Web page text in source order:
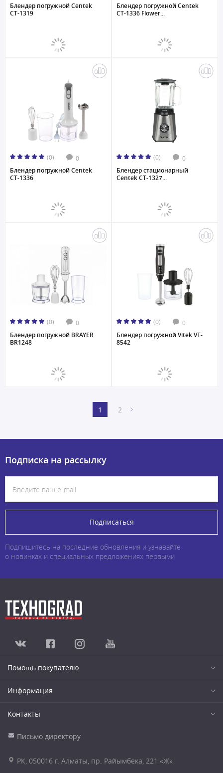
Блендер погружной Centek
CT-1319
Блендер погружной Centek
CT-1336 Flower...
(0) 0
Блендер погружной Centek
CT-1336
(0) 0
Блендер стационарный
Centek CT-1327...
(0) 0
Блендер погружной BRAYER
BR1248
(0) 0
Блендер погружной Vitek VT-
8542
1 2
Подписка на рассылку
Подписаться
Подпишитесь на последние обновления и узнавайте
о новинках и специальных предложениях первыми
Помощь покупателю
Информация
Контакты
Письмо директору
РК, 050016 г. Алматы, пр. Райымбека, 221 «Ж»